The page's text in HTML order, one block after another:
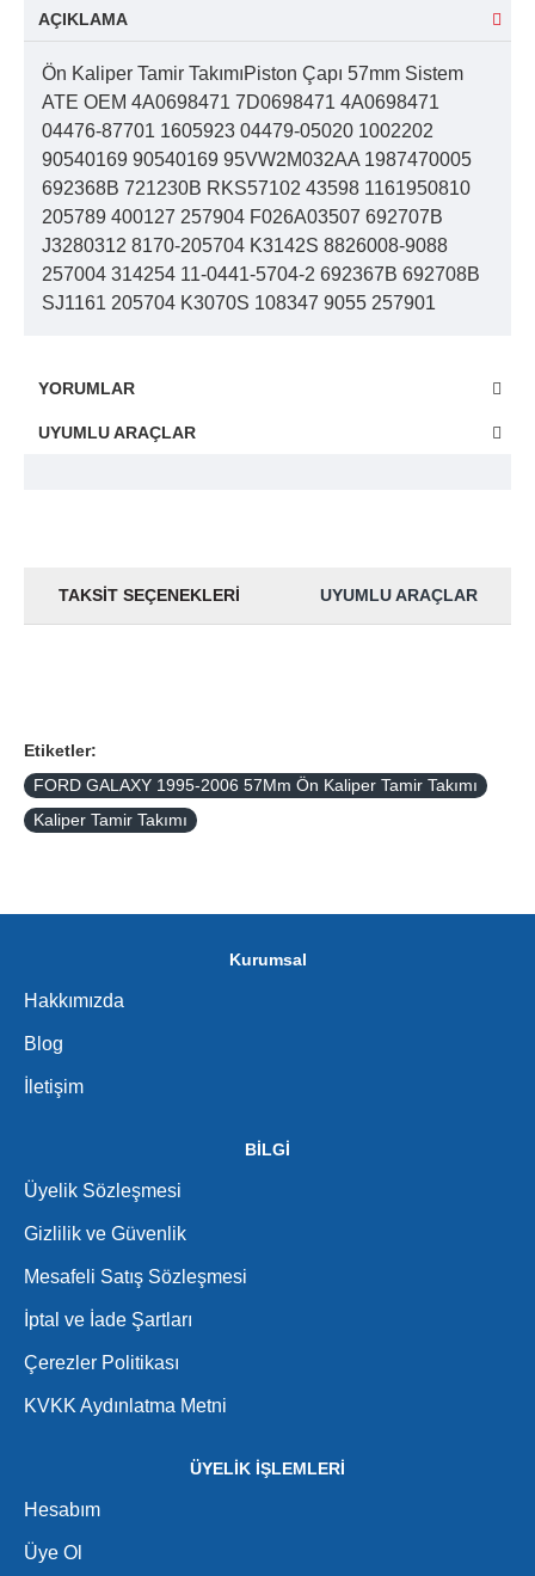
AÇIKLAMA
Ön Kaliper Tamir TakımıPiston Çapı 57mm Sistem
ATE OEM 4A0698471 7D0698471 4A0698471
04476-87701 1605923 04479-05020 1002202
90540169 90540169 95VW2M032AA 1987470005
692368B 721230B RKS57102 43598 1161950810
205789 400127 257904 F026A03507 692707B
J3280312 8170-205704 K3142S 8826008-9088
257004 314254 11-0441-5704-2 692367B 692708B
SJ1161 205704 K3070S 108347 9055 257901
YORUMLAR
UYUMLU ARAÇLAR
TAKSIT SEÇENEKLERI UYUMLU ARAÇLAR
Etiketler:
FORD GALAXY 1995-2006 57Mm Ön Kaliper Tamir Takımı
Kaliper Tamir Takımı
Kurumsal
Hakkımızda
Blog
İletişim
BİLGİ
Üyelik Sözleşmesi
Gizlilik ve Güvenlik
Mesafeli Satış Sözleşmesi
İptal ve İade Şartları
Çerezler Politikası
KVKK Aydınlatma Metni
ÜYELİK İŞLEMLERİ
Hesabım
Üye Ol